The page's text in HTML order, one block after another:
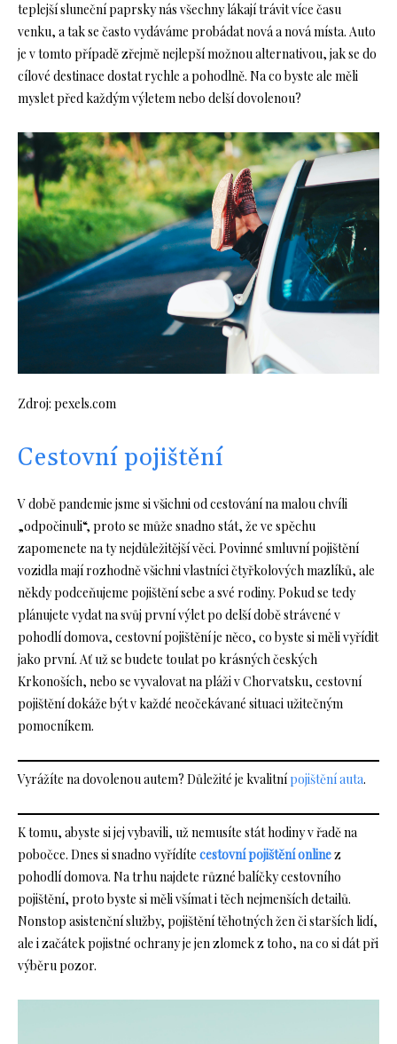
teplejší sluneční paprsky nás všechny lákají trávit více času
venku, a tak se často vydáváme probádat nová a nová místa. Auto
je v tomto případě zřejmě nejlepší možnou alternativou, jak se do
cílové destinace dostat rychle a pohodlně. Na co byste ale měli
myslet před každým výletem nebo delší dovolenou?
Zdroj: pexels.com
Cestovní pojištění
V době pandemie jsme si všichni od cestování na malou chvíli
„odpočinuli“, proto se může snadno stát, že ve spěchu
zapomenete na ty nejdůležitější věci. Povinné smluvní pojištění
vozidla mají rozhodně všichni vlastníci čtyřkolových mazlíků, ale
někdy podceňujeme pojištění sebe a své rodiny. Pokud se tedy
plánujete vydat na svůj první výlet po delší době strávené v
pohodlí domova, cestovní pojištění je něco, co byste si měli vyřídit
jako první. Ať už se budete toulat po krásných českých
Krkonoších, nebo se vyvalovat na pláži v Chorvatsku, cestovní
pojištění dokáže být v každé neočekávané situaci užitečným
pomocníkem.
Vyrážíte na dovolenou autem? Důležité je kvalitní pojištění auta.
K tomu, abyste si jej vybavili, už nemusíte stát hodiny v řadě na
pobočce. Dnes si snadno vyřídíte cestovní pojištění onlinez
pohodlí domova. Na trhu najdete různé balíčky cestovního
pojištění, proto byste si měli všímat i těch nejmenších detailů.
Nonstop asistenční služby, pojištění těhotných žen či starších lidí,
ale i začátek pojistné ochrany je jen zlomek z toho, na co si dát při
výběru pozor.